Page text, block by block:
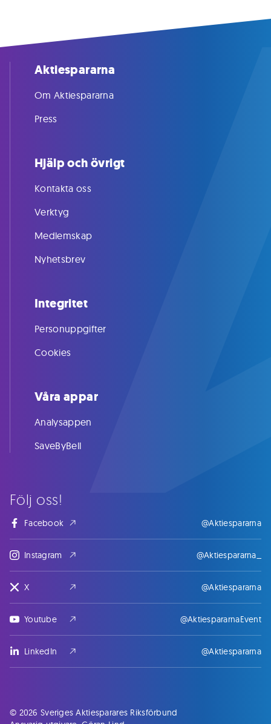
Följ oss!
Facebook @Aktiespararna
Instagram @Aktiespararna_
X @Aktiespararna
Youtube @AktiespararnaEvent
LinkedIn @Aktiespararna
Aktiespararna
Om Aktiespararna
Press
Hjälp och övrigt
Kontakta oss
Verktyg
Medlemskap
Nyhetsbrev
Integritet
Personuppgifter
Cookies
Våra appar
Analysappen
SaveByBell
© 2026 Sveriges Aktiesparares Riksförbund